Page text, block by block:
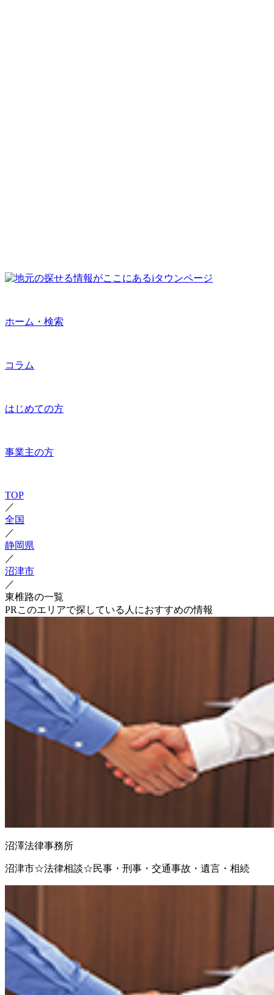
ホーム・検索
コラム
はじめての方
事業主の方
TOP
／
全国
／
静岡県
／
沼津市
／
東椎路の一覧
PR このエリアで探している人におすすめの情報
沼澤法律事務所
沼津市☆法律相談☆民事・刑事・交通事故・遺言・相続